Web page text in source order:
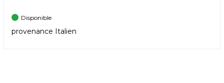
Disponible
provenance Italien